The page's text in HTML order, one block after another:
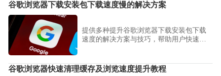
谷歌浏览器下载安装包下载速度慢的解决方案
提供多种提升谷歌浏览器下载安装包下载
速度的解决方案与技巧，帮助用户快速获
谷歌浏览器快速清理缓存及浏览速度提升教程